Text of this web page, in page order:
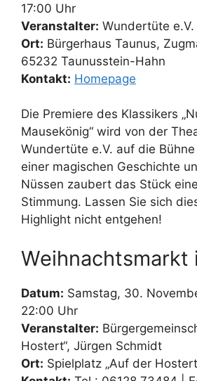
17:00 Uhr
Veranstalter: Wundertüte e.V.
Ort: Bürgerhaus Taunus,
65232 Taunusstein-Hahn
Kontakt: Homepage
Die Premiere des Klassikers
Mausekönig“ wird von der
Wundertüte e.V. auf die
einer magischen Geschichte
Nüssen zaubert das Stück
Stimmung. Lassen Sie sich
Highlight nicht entgehen!
Weihnachtsmarkt
Datum: Samstag, 30.
22:00 Uhr
Veranstalter:
Hostert“, Jürgen Schmidt
Ort: Spielplatz „Auf der